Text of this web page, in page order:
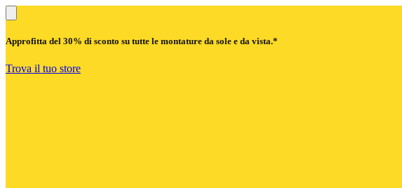
Approfitta del 30% di sconto su tutte le montature da sole e da vista.*
Trova il tuo store